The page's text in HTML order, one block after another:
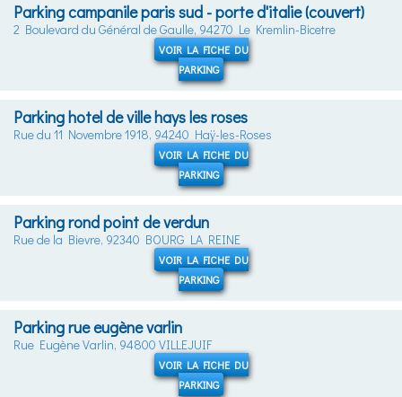
Parking campanile paris sud - porte d'italie (couvert)
2 Boulevard du Général de Gaulle, 94270 Le Kremlin-Bicetre
VOIR LA FICHE DU
PARKING
Parking hotel de ville hays les roses
Rue du 11 Novembre 1918, 94240 Haÿ-les-Roses
VOIR LA FICHE DU
PARKING
Parking rond point de verdun
Rue de la Bievre, 92340 BOURG LA REINE
VOIR LA FICHE DU
PARKING
Parking rue eugène varlin
Rue Eugène Varlin, 94800 VILLEJUIF
VOIR LA FICHE DU
PARKING